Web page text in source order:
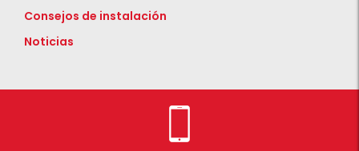
Consejos de instalación
Noticias